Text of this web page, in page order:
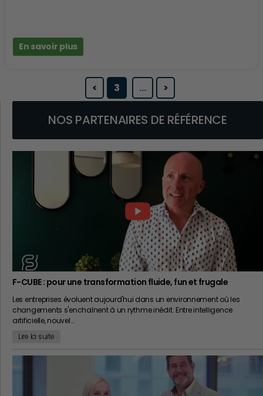
En savoir plus
< 3 … >
NOS PARTENAIRES DE RÉFÉRENCE
F-CUBE : pour une transformation fluide, fun et frugale
Les entreprises évoluent aujourd'hui dans un environnement où les
changements s'enchaînent à un rythme inédit. Entre intelligence
artificielle, nouvel…
Lire la suite